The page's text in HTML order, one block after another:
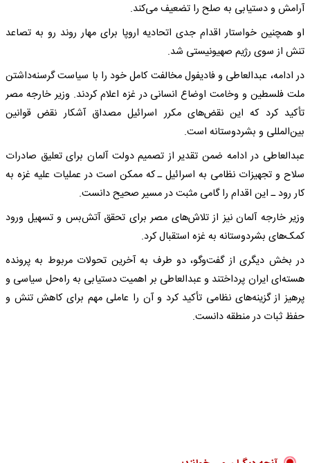
آرامش و دستیابی به صلح را تضعیف می‌کند.
او همچنین خواستار اقدام جدی اتحادیه اروپا برای مهار روند رو به تصاعد
تنش از سوی رژیم صهیونیستی شد.
در ادامه، عبدالعاطی و فادیفول مخالفت کامل خود را با سیاست گرسنه‌داشتن
ملت فلسطین و وخامت اوضاع انسانی در غزه اعلام کردند. وزیر خارجه مصر
تأکید کرد که این نقض‌های مکرر اسرائیل مصداق آشکار نقض قوانین
بین‌المللی و بشردوستانه است.
عبدالعاطی در ادامه ضمن تقدیر از تصمیم دولت آلمان برای تعلیق صادرات
سلاح و تجهیزات نظامی به اسرائیل ـ که ممکن است در عملیات علیه غزه به
کار رود ـ این اقدام را گامی مثبت در مسیر صحیح دانست.
وزیر خارجه آلمان نیز از تلاش‌های مصر برای تحقق آتش‌بس و تسهیل ورود
کمک‌های بشردوستانه به غزه استقبال کرد.
در بخش دیگری از گفت‌وگو، دو طرف به آخرین تحولات مربوط به پرونده
هسته‌ای ایران پرداختند و عبدالعاطی بر اهمیت دستیابی به راه‌حل سیاسی و
پرهیز از گزینه‌های نظامی تأکید کرد و آن را عاملی مهم برای کاهش تنش و
حفظ ثبات در منطقه دانست.